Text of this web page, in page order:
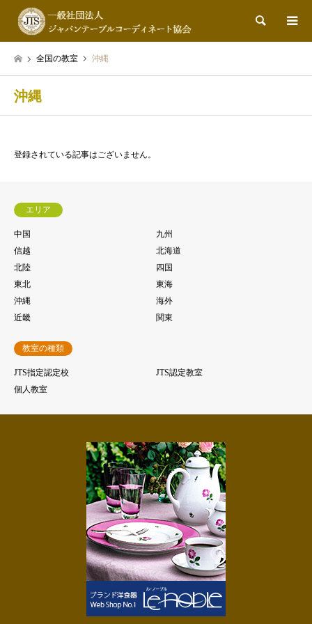
検索
全国の教室 沖縄
沖縄
登録されている記事はございません。
エリア
中国
九州
信越
北海道
北陸
四国
東北
東海
沖縄
海外
近畿
関東
教室の種類
JTS指定認定校
JTS認定教室
個人教室